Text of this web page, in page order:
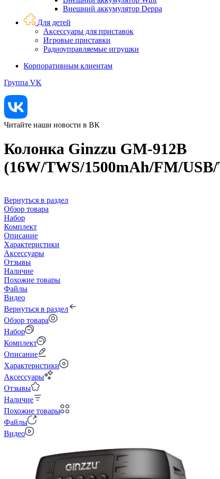
Внешний аккумулятор Deppa
Для детей
Аксессуары для приставок
Игровые приставки
Радиоуправляемые игрушки
Корпоративным клиентам
Группа VK
Читайте наши новости в ВК
Колонка Ginzzu GM-912B
(16W/TWS/1500mAh/FM/
Вернуться в раздел
Обзор товара
Набор
Комплект
Описание
Характеристики
Аксессуары
Отзывы
Наличие
Похожие товары
Файлы
Видео
Вернуться в раздел
Обзор товара
Набор
Комплект
Описание
Характеристики
Аксессуары
Отзывы
Наличие
Похожие товары
Файлы
Видео